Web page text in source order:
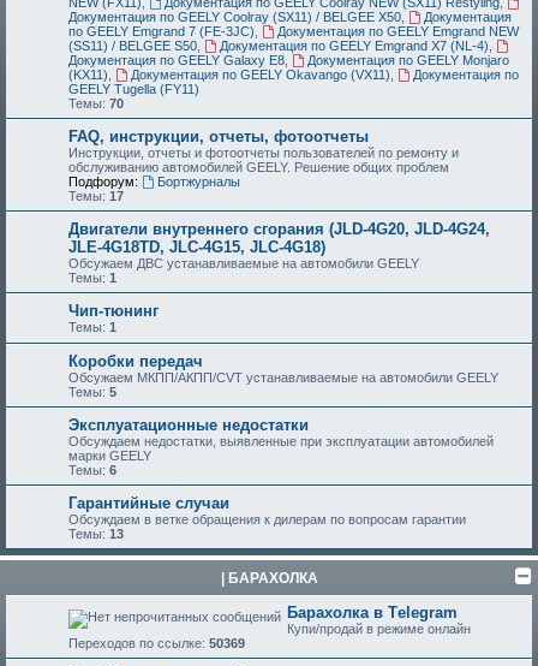
Документация по GEELY Coolray (SX11) / BELGEE X50
Документация
по GEELY Emgrand 7 (FE-3JC)
Документация по GEELY Emgrand NEW
(SS11) / BELGEE S50
Документация по GEELY Emgrand X7 (NL-4)
Документация по GEELY Galaxy E8
Документация по GEELY Monjaro
(KX11)
Документация по GEELY Okavango (VX11)
Документация по
GEELY Tugella (FY11)
Темы: 70
FAQ, инструкции, отчеты, фотоотчеты
Инструкции, отчеты и фотоотчеты пользователей по ремонту и
обслуживанию автомобилей GEELY. Решение общих проблем
Подфорум:
Бортжурналы
Темы: 17
Двигатели внутреннего сгорания (JLD-4G20, JLD-4G24,
JLE-4G18TD, JLC-4G15, JLC-4G18)
Обсужаем ДВС устанавливаемые на автомобили GEELY
Темы: 1
Чип-тюнинг
Темы: 1
Коробки передач
Обсужаем МКПП/АКПП/CVT устанавливаемые на автомобили GEELY
Темы: 5
Эксплуатационные недостатки
Обсуждаем недостатки, выявленные при эксплуатации автомобилей
марки GEELY
Темы: 6
Гарантийные случаи
Обсуждаем в ветке обращения к дилерам по вопросам гарантии
Темы: 13
| БАРАХОЛКА
Барахолка в Tеlegram
Купи/продай в режиме онлайн
Переходов по ссылке: 50369